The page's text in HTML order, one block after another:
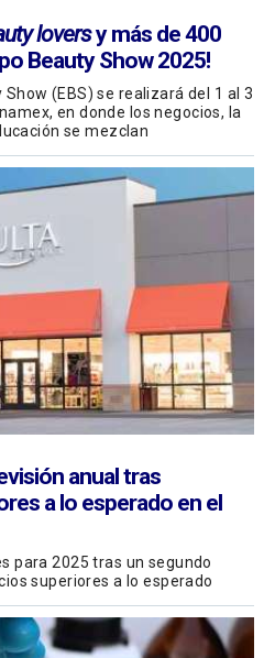
loversy más de 400
Beauty Show 2025!
Show (EBS) se realizará del 1 al 3
en donde los negocios, la
se mezclan
anual tras
a lo esperado en el
para 2025 tras un segundo
superiores a lo esperado